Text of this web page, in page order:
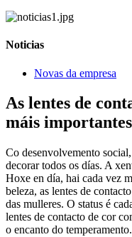
Noticias
Novas da empresa
As lentes de
máis importantes
Co desenvolvemento
decorar todos os días. A
Hoxe en día, hai cada vez
beleza, as lentes de
das mulleres. O status é
lentes de contacto de cor
o encanto do temperamento.